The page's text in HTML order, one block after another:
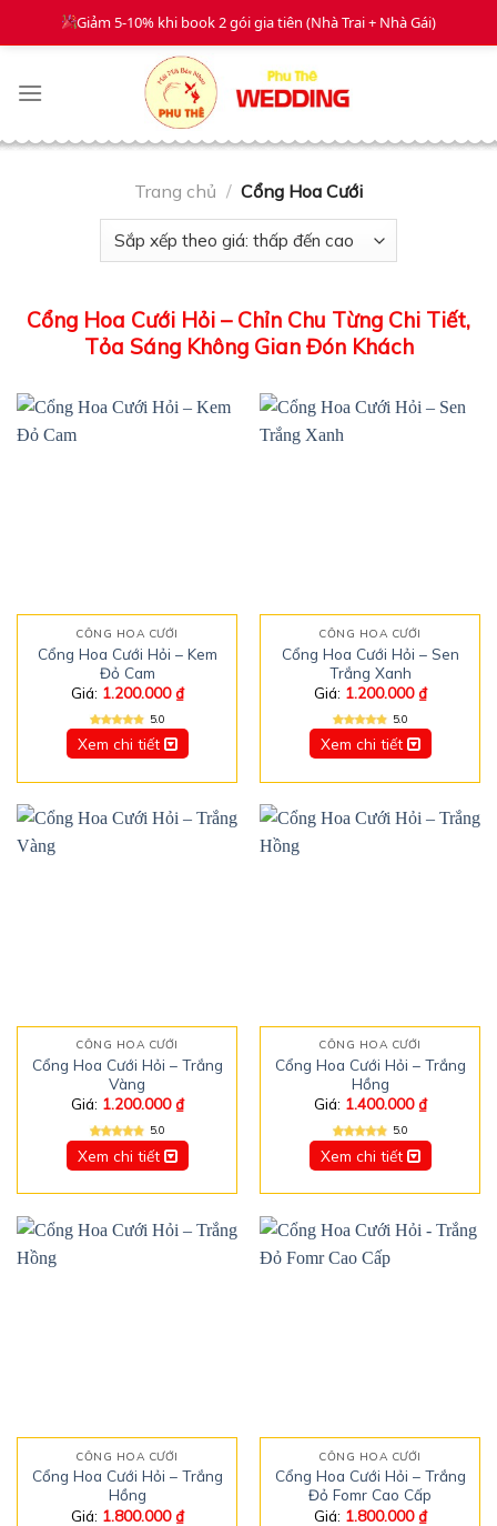
Giảm 5-10% khi book 2 gói gia tiên (Nhà Trai + Nhà Gái)
Trang chủ / Cổng Hoa Cưới
Cổng Hoa Cưới Hỏi – Chỉn Chu Từng Chi Tiết,
Tỏa Sáng Không Gian Đón Khách
CỔNG HOA CƯỚI
Cổng Hoa Cưới Hỏi – Kem
Đỏ Cam
Giá: 1.200.000₫
5.0
Xem chi tiết
CỔNG HOA CƯỚI
Cổng Hoa Cưới Hỏi – Sen
Trắng Xanh
Giá: 1.200.000₫
5.0
Xem chi tiết
CỔNG HOA CƯỚI
Cổng Hoa Cưới Hỏi – Trắng
Vàng
Giá: 1.200.000₫
5.0
Xem chi tiết
CỔNG HOA CƯỚI
Cổng Hoa Cưới Hỏi – Trắng
Hồng
Giá: 1.400.000₫
5.0
Xem chi tiết
CỔNG HOA CƯỚI
Cổng Hoa Cưới Hỏi – Trắng
Hồng
Giá: 1.800.000₫
CỔNG HOA CƯỚI
Cổng Hoa Cưới Hỏi – Trắng
Đỏ Fomr Cao Cấp
Giá: 1.800.000₫
Gia Tiên Mâm Quả Dạm Ngõ Xe Hoa